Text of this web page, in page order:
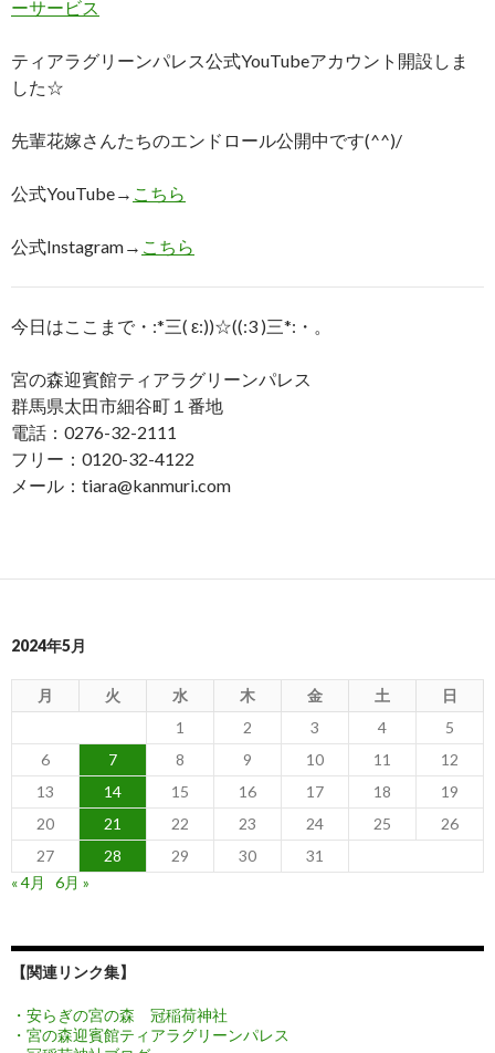
ーサービス
ティアラグリーンパレス公式YouTubeアカウント開設しま
した☆
先輩花嫁さんたちのエンドロール公開中です(^^)/
公式YouTube→ こちら
公式Instagram→ こちら
今日はここまで・:*三( ε:))☆((:3 )三*:・。
宮の森迎賓館ティアラグリーンパレス
群馬県太田市細谷町１番地
電話：0276-32-2111
フリー：0120-32-4122
メール：tiara@kanmuri.com
2024年5月
月 火 水 木 金 土
日
1
2 3 4
5
6
7 8 9 10 11
12
13
14 15 16 17 18
19
20
21 22 23 24 25
26
27
28 29 30
31
« 4月
6月 »
【関連リンク集】
・安らぎの宮の森 冠稲荷神社
・宮の森迎賓館ティアラグリーンパレス